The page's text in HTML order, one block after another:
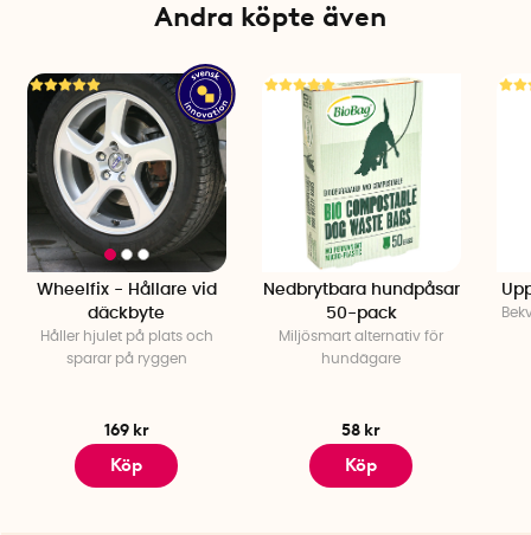
Andra köpte även
Wheelfix - Hållare vid
däckbyte
Håller hjulet på plats och
sparar på ryggen
169 kr
Köp
Nedbrytbara hundpåsar
50-pack
Miljösmart alternativ för
hundägare
58 kr
Köp